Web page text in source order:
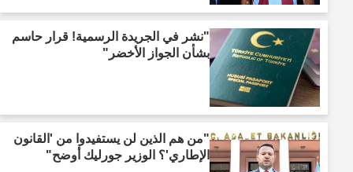
"نشر في الجريدة الرسمية! قرار حاسم
بشأن الجواز الأخضر"
"من هم الذين لن يستفيدوا من 'القانون
الإطاري'؟ الوزير جورليك أوضح"